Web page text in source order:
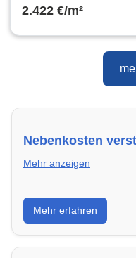
2.422 €/m²
Nebenkosten
Mehr anzeigen
Erfahre, welche
wie du deine
kannst.
Mehr erfahren